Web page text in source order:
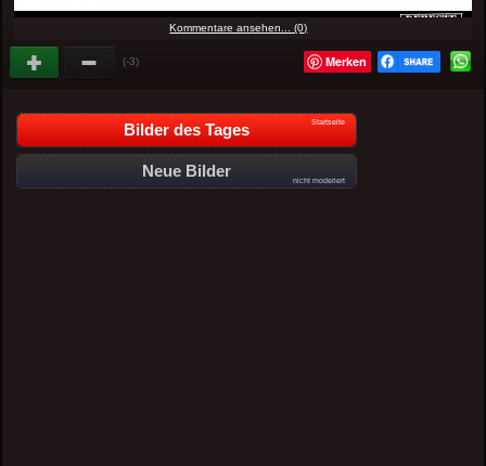
Kommentare ansehen... (0)
(-3) Merken
Bilder des Tages Startseite
Neue Bilder
nicht moderiert